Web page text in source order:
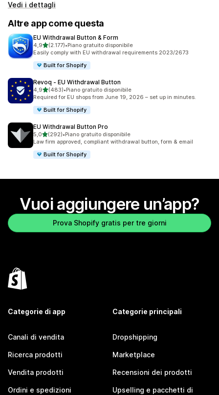
Vedi i dettagli
Altre app come questa
EU Withdrawal Button & Form
4,9stelle su 5
(2.177)
2177 recensioni totali
•Piano gratuito disponibile
Easily comply with EU withdrawal requirements 2023/2673
Built for Shopify
Revoq ‑ EU Withdrawal Button
4,9stelle su 5
(483)
483 recensioni totali
•Piano gratuito disponibile
Required for EU shops from June 19, 2026 – set up in minutes.
Built for Shopify
EU Withdrawal Button Pro
5,0stelle su 5
(292)
292 recensioni totali
•Piano gratuito disponibile
Law firm approved, compliant withdrawal button, form & email
Built for Shopify
Vuoi aggiungere un’app?
Prova Shopify gratis per tre giorni
Categorie di app
Canali di vendita
Ricerca prodotti
Vendita prodotti
Ordini e spedizioni
Categorie principali
Dropshipping
Marketplace
Recensioni dei prodotti
Upselling e pacchetti di